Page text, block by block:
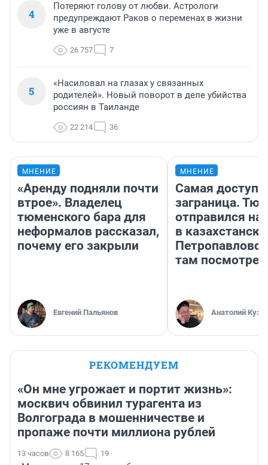
4
Потеряют голову от любви. Астрологи
предупреждают Раков о переменах в жизни
уже в августе
26 757 7
5
«Насиловал на глазах у связанных
родителей». Новый поворот в деле убийства
россиян в Таиланде
22 214 36
МНЕНИЕ
«Аренду подняли почти
втрое». Владелец
тюменского бара для
неформалов рассказал,
почему его закрыли
Евгений Пальянов
МНЕНИЕ
Самая
заграница.
отправился
в
там
Анатолий
РЕКОМЕНДУЕМ
«Он мне угрожает и портит жизнь»:
москвич обвинил турагента из
Волгограда в мошенничестве и
пропаже почти миллиона рублей
13 часов 8 165 19